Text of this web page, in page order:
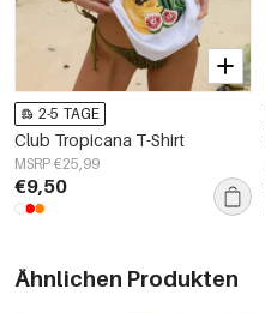
2-5 TAGE
Club Tropicana T-Shirt
MSRP €25,99
€9,50
Ähnlichen Produkten